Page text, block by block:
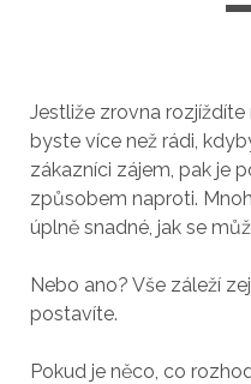
Jestliže zrovna
byste více než rádi,
zákazníci zájem, pak je
způsobem naproti.
úplně snadné, jak se
Nebo ano? Vše záleží
postavíte.
Pokud je něco, co